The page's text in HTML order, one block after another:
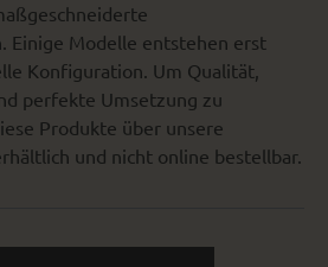
Einige Modelle entstehen erst
Konfiguration. Um Qualität,
perfekte Umsetzung zu
Produkte über unsere
und nicht online bestellbar.